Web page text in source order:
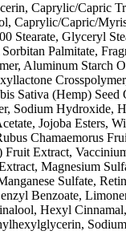
Caprylic/Capric
Caprylic/Capric/
Stearate, Glyceryl
Palmitate,
Aluminum Starch
Sativa (Hemp)
Sodium Hydroxide,
Jojoba Esters,
Chamaemorus
Extract,
Magnesium
Sulfate,
Benzoate,
Hexyl